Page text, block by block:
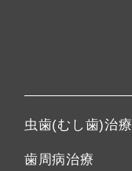
虫歯(むし歯)治療
歯周病治療